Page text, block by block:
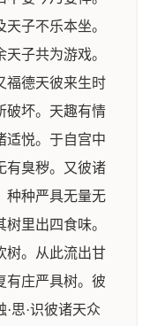
子不乐本坐。
子共为游戏。
福德天彼来生时
破坏。天趣有情
适悦。于自宫中
有臭秽。又彼诸
种种严具无量无
里出四食味。
树。从此流出甘
有庄严具树。彼
思·识彼诸天众